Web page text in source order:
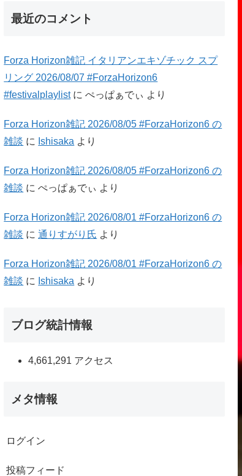
最近のコメント
Forza Horizon雑記 イタリアンエキゾチック スプ
リング 2026/08/07 #ForzaHorizon6
#festivalplaylistにぺっぱぁでぃ より
Forza Horizon雑記 2026/08/05 #ForzaHorizon6 の
雑談 に Ishisaka より
Forza Horizon雑記 2026/08/05 #ForzaHorizon6 の
雑談 にぺっぱぁでぃ より
Forza Horizon雑記 2026/08/01 #ForzaHorizon6 の
雑談 に通りすがり氏 より
Forza Horizon雑記 2026/08/01 #ForzaHorizon6 の
雑談 に Ishisaka より
ブログ統計情報
4,661,291 アクセス
メタ情報
ログイン
投稿フィード